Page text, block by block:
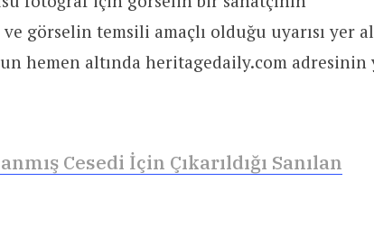
görselin temsili amaçlı olduğu uyarısı yer
hemen altında heritagedaily.com adresinin
Cesedi İçin Çıkarıldığı Sanılan